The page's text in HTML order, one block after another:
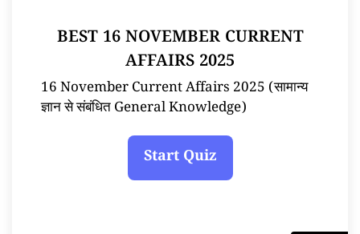
BEST 16 NOVEMBER CURRENT
AFFAIRS 2025
16 November Current Affairs 2025 (सामान्य
ज्ञान से संबंधित General Knowledge)